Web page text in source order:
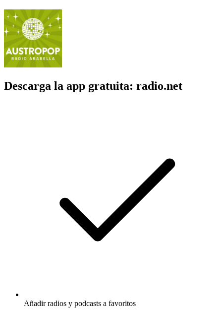
Descarga la app gratuita: radio.net
Añadir radios y podcasts a favoritos